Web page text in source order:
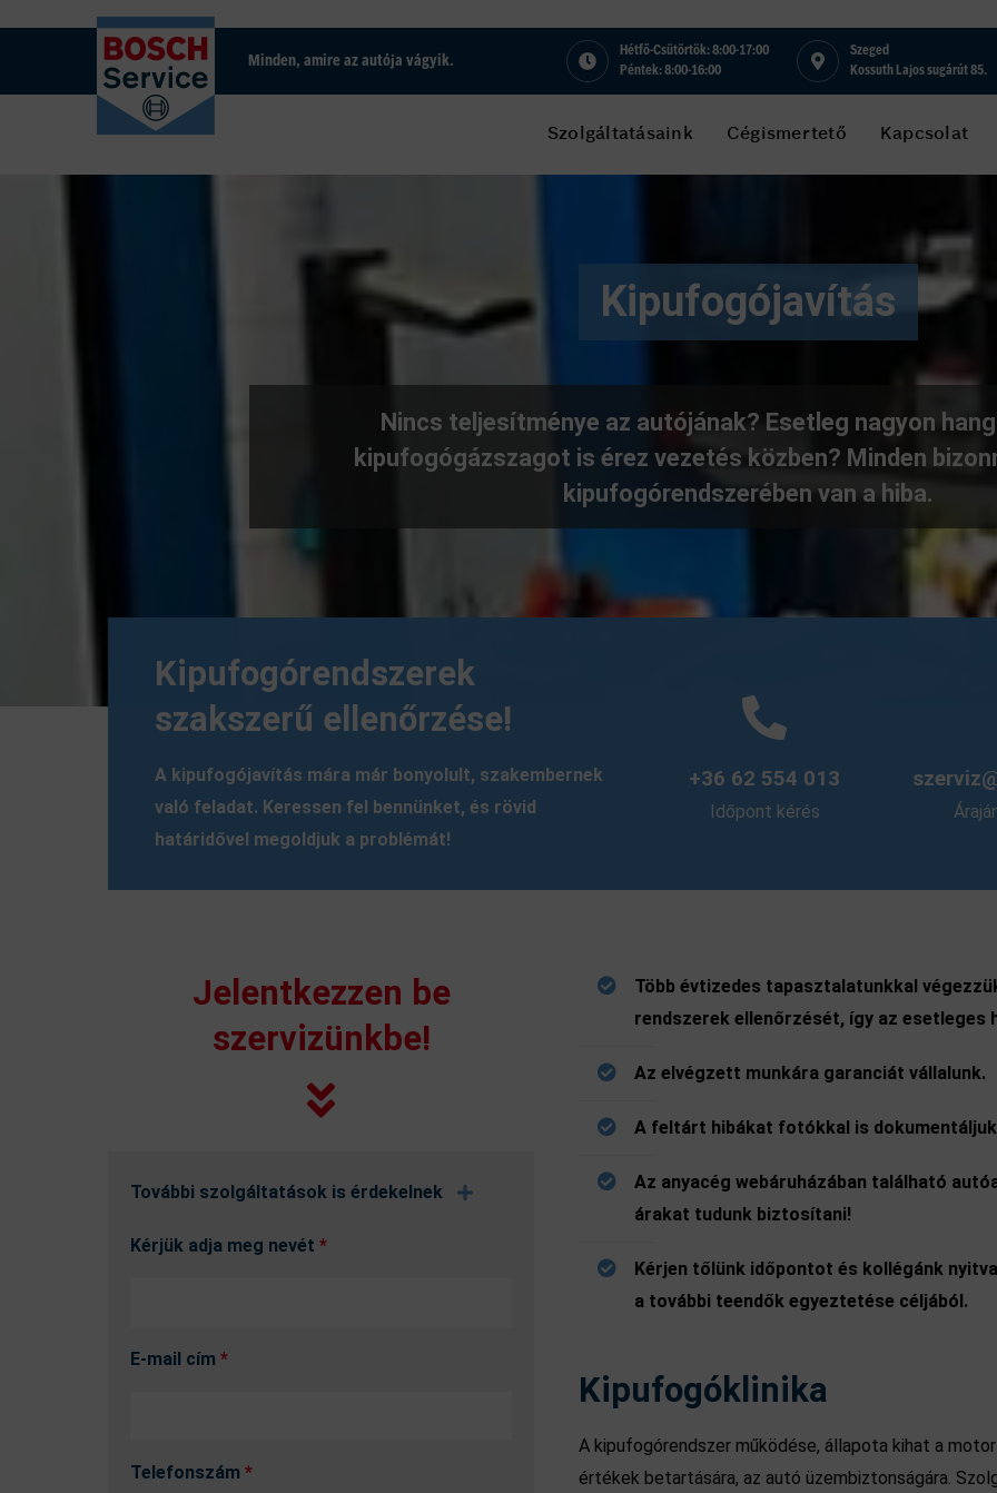
Minden, amire az autója vágyik.
Hétfő-Csütörtök: 8:00-17:00
Péntek: 8:00-16:00
Szeged
Kossuth Lajos sugárút 85.
Szolgáltatásaink Cégismertető Kapcsolat
Kipufogójavítás
Nincs teljesítménye az autójának? Esetleg nagyon
kipufogógázszagot is érez vezetés közben? Minden
kipufogórendszerében van a hiba.
Kipufogórendszerek
szakszerű ellenőrzése!
A kipufogójavítás mára már bonyolult, szakembernek
való feladat. Keressen fel bennünket, és rövid
határidővel megoldjuk a problémát!
+36 62 554 013
Időpont kérés
Jelentkezzen be
szervizünkbe!
További szolgáltatások is érdekelnek
Kérjük adja meg nevét *
E-mail cím *
Telefonszám *
Több évtizedes tapasztalatunkkal
rendszerek ellenőrzését, így az
Az elvégzett munkára garanciát vállalunk.
A feltárt hibákat fotókkal is
Az anyacég webáruházában található
árakat tudunk biztosítani!
Kérjen tőlünk időpontot és kollégánk
a további teendők egyeztetése céljából.
Kipufogóklinika
A kipufogórendszer működése, állapota kihat a
értékek betartására, az autó üzembiztonságára.